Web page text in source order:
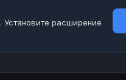
Установите расширение